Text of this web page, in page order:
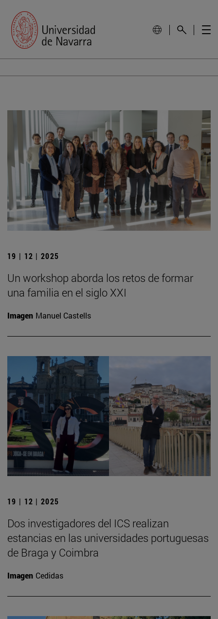
19 | 12 | 2025
Un workshop aborda los retos de formar
una familia en el siglo XXI
Imagen Manuel Castells
19 | 12 | 2025
Dos investigadores del ICS realizan
estancias en las universidades portuguesas
de Braga y Coimbra
Imagen Cedidas